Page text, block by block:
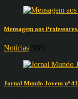
Mensagem aos Professores.
Notícias 5881
Jornal Mundo Jovem nº